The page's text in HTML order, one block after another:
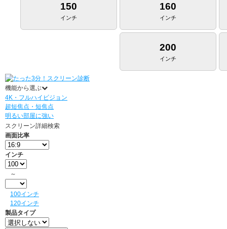
150
インチ
160
インチ
200
インチ
機能から選ぶ
4K・フルハイビジョン
超短焦点・短焦点
明るい部屋に強い
スクリーン詳細検索
画面比率
インチ
～
100インチ
120インチ
製品タイプ